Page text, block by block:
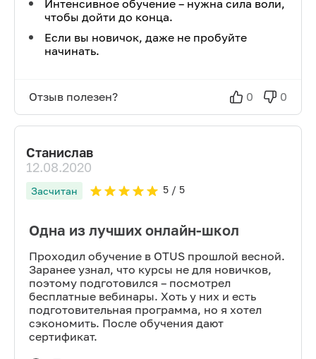
Интенсивное обучение – нужна сила воли,
чтобы дойти до конца.
Если вы новичок, даже не пробуйте
начинать.
Отзыв полезен? 0 0
Станислав
12.08.2020
Засчитан 5/ 5
Одна из лучших онлайн-школ
Проходил обучение в OTUS прошлой весной.
Заранее узнал, что курсы не для новичков,
поэтому подготовился – посмотрел
бесплатные вебинары. Хоть у них и есть
подготовительная программа, но я хотел
сэкономить. После обучения дают
сертификат.